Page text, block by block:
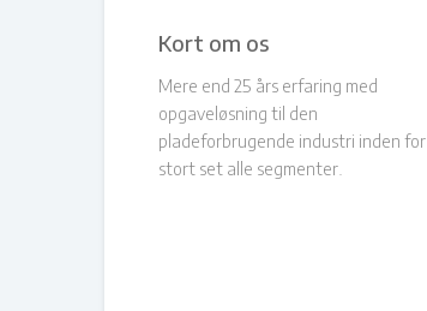
Kort om os
Mere end 25 års erfaring med
opgaveløsning til den
pladeforbrugende industri inden for
stort set alle segmenter.